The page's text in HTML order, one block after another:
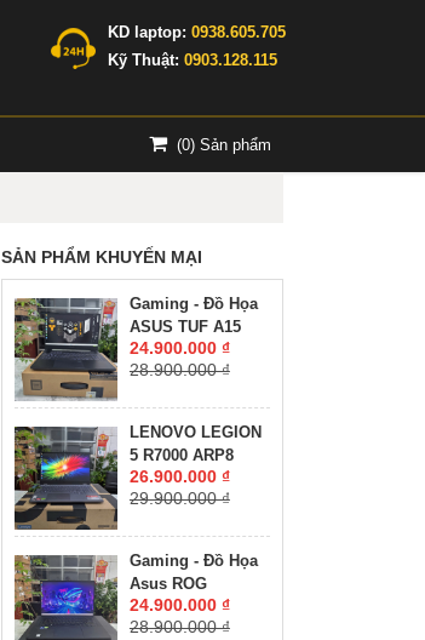
KD laptop:0938.605.705
Kỹ Thuật:0903.128.115
(0) Sản phẩm
SẢN PHẨM KHUYẾN MẠI
Gaming - Đồ Họa
ASUS TUF A15
FA507NV-LP061W
RYZEN 7-7735HS
SSD 512GB MÀN
HÌNH :15.6Inch
IPS 144Hz
24.900.000 ₫
28.900.000 ₫
LENOVO LEGION
5 R7000 ARP8
RYZEN 7-7735H
RAM 16GG SSD
HÌNH : 15.6'' 15.6"
WQHD 165Hz
26.900.000 ₫
29.900.000 ₫
Gaming - Đồ Họa
Asus ROG
Zephyrus M16
GU603ZW CORE
24.900.000 ₫
28.900.000 ₫